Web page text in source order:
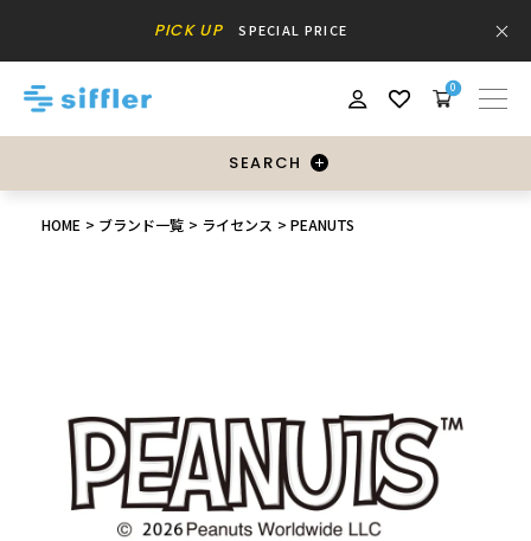
PICK UP SPECIAL PRICE
0
SEARCH
HOME ブランド一覧 ライセンス PEANUTS